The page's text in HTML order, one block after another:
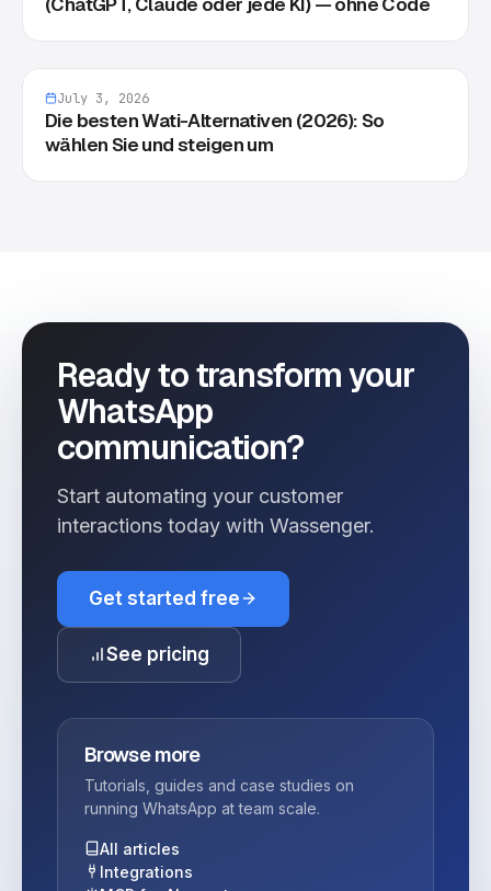
July 3, 2026
Die besten Wati-Alternativen (2026): So
wählen Sie und steigen um
Ready to transform your
WhatsApp
communication?
Start automating your customer
interactions today with Wassenger.
Get started free
See pricing
Browse more
Tutorials, guides and case studies on
running WhatsApp at team scale.
All articles
Integrations